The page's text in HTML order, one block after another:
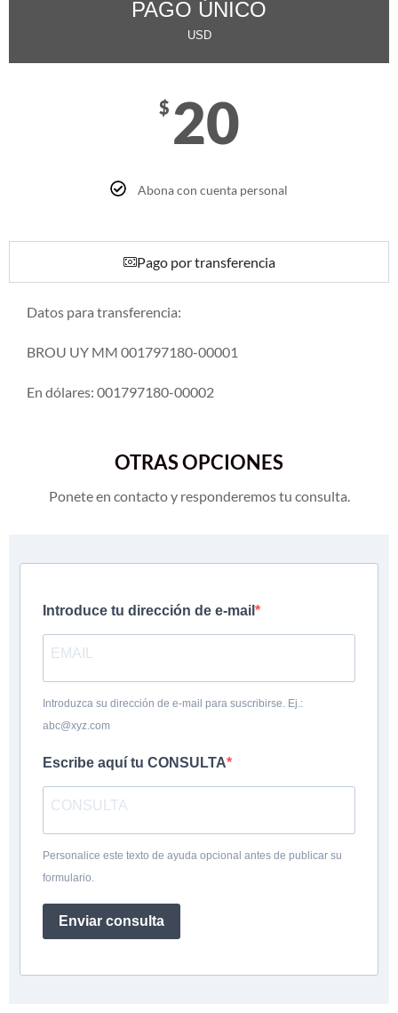
PAGO ÚNICO
USD
$ 20
Abona con cuenta personal
Pago por transferencia
Datos para transferencia:
BROU UY MM 001797180-00001
En dólares: 001797180-00002
OTRAS OPCIONES
Ponete en contacto y responderemos tu consulta.
Introduce tu dirección de e-mail
Introduzca su dirección de e-mail para suscribirse. Ej.:
abc@xyz.com
Escribe aquí tu CONSULTA
Personalice este texto de ayuda opcional antes de publicar su
formulario.
Enviar consulta